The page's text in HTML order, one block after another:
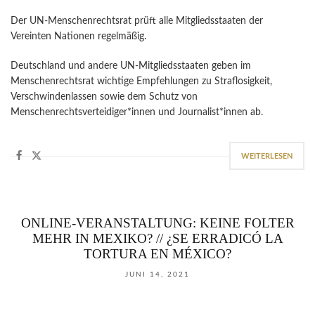
Der UN-Menschenrechtsrat prüft alle Mitgliedsstaaten der
Vereinten Nationen regelmäßig.
Deutschland und andere UN-Mitgliedsstaaten geben im
Menschenrechtsrat wichtige Empfehlungen zu Straflosigkeit,
Verschwindenlassen sowie dem Schutz von
Menschenrechtsverteidiger*innen und Journalist*innen ab.
WEITERLESEN
ONLINE-VERANSTALTUNG: KEINE FOLTER
MEHR IN MEXIKO? // ¿SE ERRADICÓ LA
TORTURA EN MÉXICO?
JUNI 14, 2021